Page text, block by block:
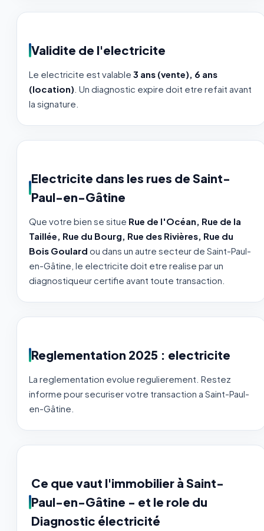
Validite de l'electricite
Le electricite est valable 3 ans (vente), 6 ans
(location) . Un diagnostic expire doit etre refait avant
la signature.
Electricite dans les rues de Saint-
Paul-en-Gâtine
Que votre bien se situe Rue de l'Océan, Rue de la
Taillée, Rue du Bourg, Rue des Rivières, Rue du
Bois Goulard ou dans un autre secteur de Saint-Paul-
en-Gâtine, le electricite doit etre realise par un
diagnostiqueur certifie avant toute transaction.
Reglementation 2025 : electricite
La reglementation evolue regulierement. Restez
informe pour securiser votre transaction a Saint-Paul-
en-Gâtine.
Ce que vaut l'immobilier à Saint-
Paul-en-Gâtine - et le role du
Diagnostic électricité